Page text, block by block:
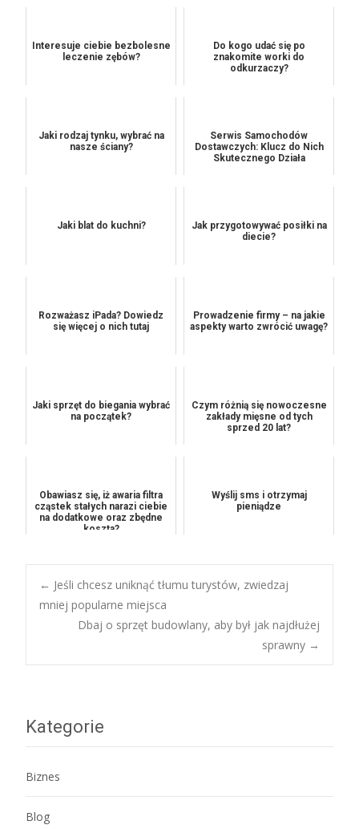
Interesuje ciebie bezbolesne
leczenie zębów?
Do kogo udać się po
znakomite worki do
odkurzaczy?
Jaki rodzaj tynku, wybrać na
nasze ściany?
Serwis Samochodów
Dostawczych: Klucz do Nich
Skutecznego Działa
Jaki blat do kuchni?
Jak przygotowywać posiłki na
diecie?
Rozważasz iPada? Dowiedz
się więcej o nich tutaj
Prowadzenie firmy – na jakie
aspekty warto zwrócić uwagę?
Jaki sprzęt do biegania wybrać
na początek?
Czym różnią się nowoczesne
zakłady mięsne od tych
sprzed 20 lat?
Obawiasz się, iż awaria filtra
cząstek stałych narazi ciebie
na dodatkowe oraz zbędne
koszta?
Wyślij sms i otrzymaj
pieniądze
Post
navigation
← Jeśli chcesz uniknąć tłumu turystów, zwiedzaj
mniej popularne miejsca
Dbaj o sprzęt budowlany, aby był jak najdłużej
sprawny →
Kategorie
Biznes
Blog